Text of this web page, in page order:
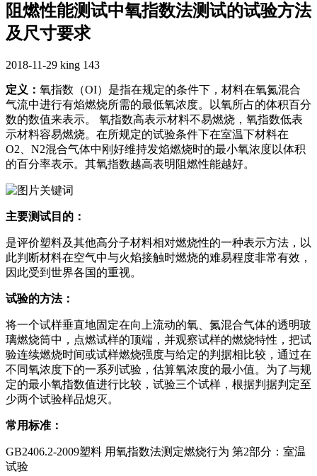
阻燃性能测试中氧指数法测试的试验方法
及尺寸要求
2018-11-29 king 143
定义： 氧指数（OI）是指在规定的条件下，材料在氧氮混合
气流中进行有焰燃烧所需的最低氧浓度。以氧所占的体积百分
数的数值来表示。 氧指数高表示材料不易燃烧，氧指数低表
示材料容易燃烧。在所规定的试验条件下在室温下材料在
O2、N2混合气体中刚好维持发焰燃烧时的最小氧浓度以体积
的百分率表示。其氧指数越高表明阻燃性能越好。
主要测试目的：
是评价塑料及其他高分子材料相对燃烧性的一种表示方法，以
此判断材料在空气中与火焰接触时燃烧的难易程度非常有效，
因此受到世界各国的重视。
试验的方法：
将一个试样垂直地固定在向上流动的氧、氮混合气体的透明玻
璃燃烧筒中，点燃试样的顶端，并观察试样的燃烧特性，把试
验连续燃烧时间或试样燃烧强度与给定的判据相比较，通过在
不同氧浓度下的一系列试验，估算氧浓度的最小值。为了与规
定的最小氧指数值进行比较，试验三个试样，根据判据判定至
少两个试验样品熄灭。
常用标准：
GB2406.2-2009塑料 用氧指数法测定燃烧行为 第2部分：室温
试验